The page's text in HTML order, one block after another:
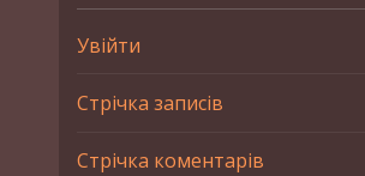
Увійти
Стрічка записів
Стрічка коментарів